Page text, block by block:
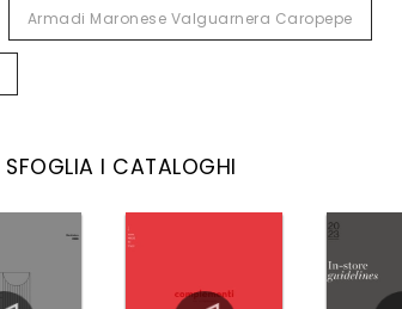
Armadi Maronese Valguarnera Caropepe
SFOGLIA I CATALOGHI